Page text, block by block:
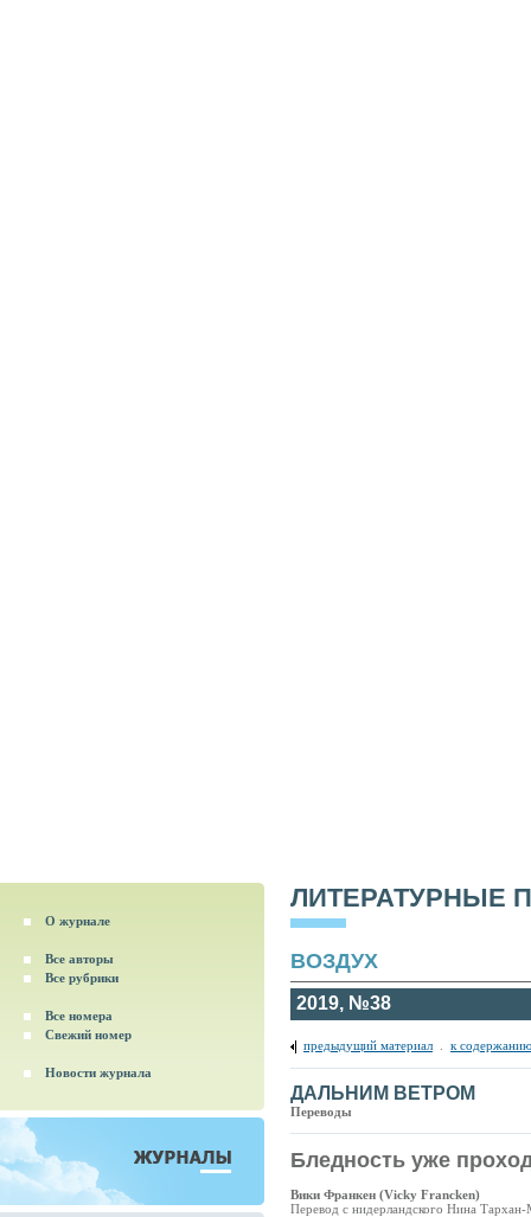
О журнале
Все авторы
Все рубрики
Все номера
Свежий номер
Новости журнала
ЛИТЕРАТУРНЫЕ
ВОЗДУХ
2019, №38
предыдущий материал к
ДАЛЬНИМ ВЕТРОМ
Переводы
Бледность уже
Вики Франкен (Vicky Francken)
Перевод с нидерландского Нина